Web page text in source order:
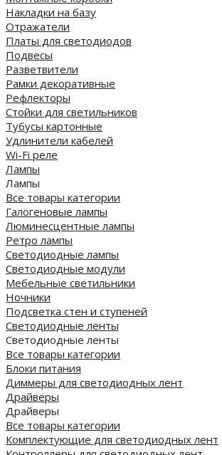
Накладки на базу
Отражатели
Платы для светодиодов
Подвесы
Разветвители
Рамки декоративные
Рефлекторы
Стойки для светильников
Тубусы картонные
Удлинители кабелей
Wi-Fi реле
Лампы
Лампы
Все товары категории
Галогеновые лампы
Люминесцентные лампы
Ретро лампы
Светодиодные лампы
Светодиодные модули
Мебельные светильники
Ночники
Подсветка стен и ступеней
Светодиодные ленты
Светодиодные ленты
Все товары категории
Блоки питания
Диммеры для светодиодных лент
Драйверы
Драйверы
Все товары категории
Комплектующие для светодиодных лент